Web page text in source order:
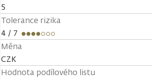
5
Tolerance rizika
4 / 7
Měna
CZK
Hodnota podílového listu